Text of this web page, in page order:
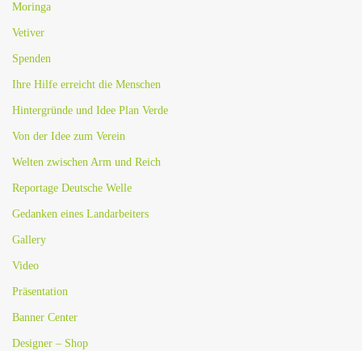
Moringa
Vetiver
Spenden
Ihre Hilfe erreicht die Menschen
Hintergründe und Idee Plan Verde
Von der Idee zum Verein
Welten zwischen Arm und Reich
Reportage Deutsche Welle
Gedanken eines Landarbeiters
Gallery
Video
Präsentation
Banner Center
Designer – Shop